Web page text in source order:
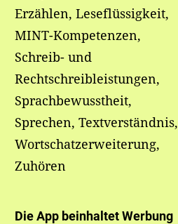
Erzählen, Leseflüssigkeit,
MINT-Kompetenzen,
Schreib- und
Rechtschreibleistungen,
Sprachbewusstheit,
Sprechen, Textverständnis,
Wortschatzerweiterung,
Zuhören
Die App beinhaltet Werbung